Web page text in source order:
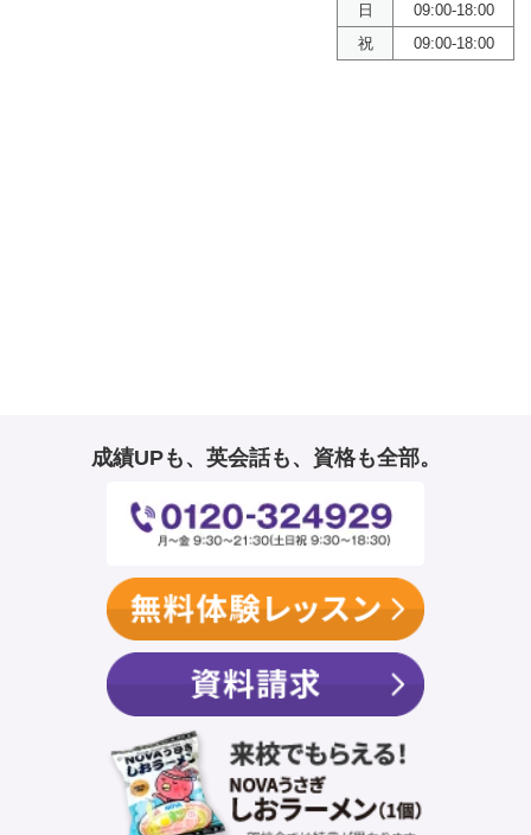
日
09:00-18:00
祝
09:00-18:00
成績UPも、英会話も、資格も全部。